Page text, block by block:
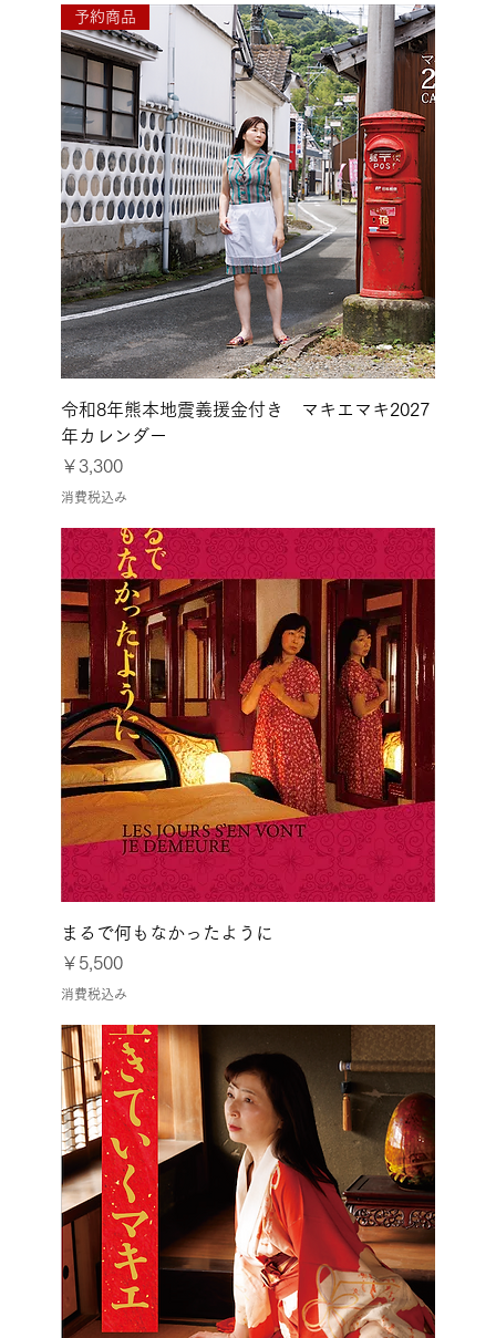
予約商品
令和8年熊本地震義援金付き マキエマキ2027
年カレンダー
価格
￥3,300
消費税込み
まるで何もなかったように
価格
￥5,500
消費税込み
令和8年熊本地震に